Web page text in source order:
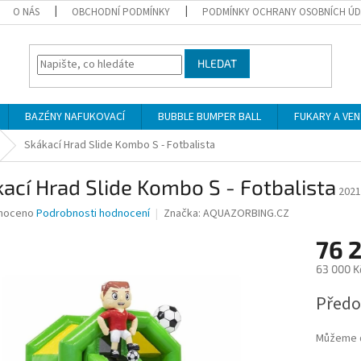
O NÁS OBCHODNÍ PODMÍNKY PODMÍNKY OCHRANY OSOBNÍCH
HLEDAT
BAZÉNY NAFUKOVACÍ BUBBLE BUMPER BALL FUKARY A
Skákací Hrad Slide Kombo S - Fotbalista
Hrad Slide Kombo S - Fotbalista 2021
Podrobnosti hodnocení Značka: AQUAZORBING.CZ
76
63 000
cena:
Můžeme